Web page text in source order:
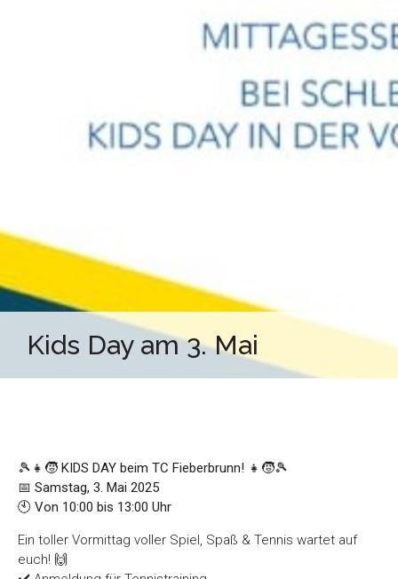
Kids Day am 3. Mai
🎾👧🧒 KIDS DAY beim TC Fieberbrunn! 👧🧒🎾
📅 Samstag, 3. Mai 2025
🕙 Von 10:00 bis 13:00 Uhr
Ein toller Vormittag voller Spiel, Spaß & Tennis wartet auf
euch! 🙌